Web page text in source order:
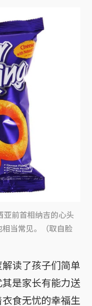
前首相纳吉的心头
当常见。（取自脸
读了孩子们简单
是家长有能力送
食无忧的幸福生